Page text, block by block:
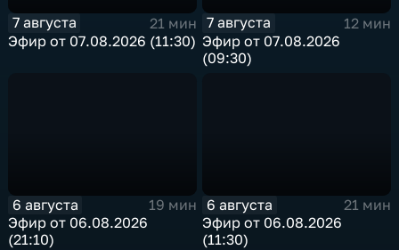
7 августа
21 мин
Эфир от 07.08.2026 (11:30)
7 августа
12 мин
Эфир от 07.08.2026
(09:30)
6 августа
19 мин
Эфир от 06.08.2026
(21:10)
6 августа
21 мин
Эфир от 06.08.2026
(11:30)